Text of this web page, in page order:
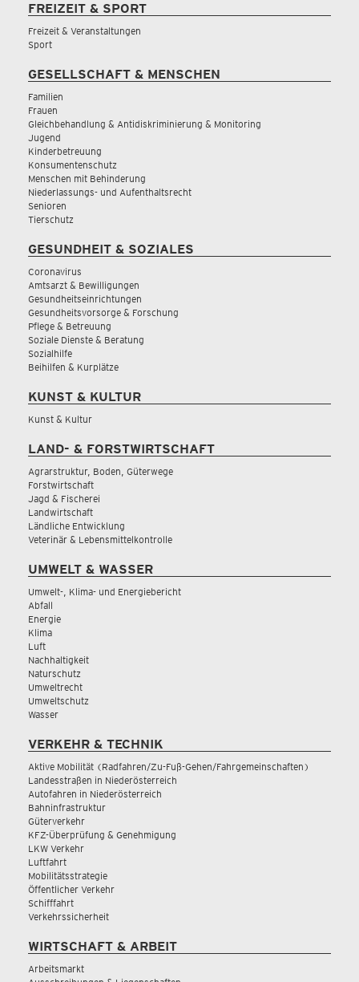
FREIZEIT & SPORT
Freizeit & Veranstaltungen
Sport
GESELLSCHAFT & MENSCHEN
Familien
Frauen
Gleichbehandlung & Antidiskriminierung & Monitoring
Jugend
Kinderbetreuung
Konsumentenschutz
Menschen mit Behinderung
Niederlassungs- und Aufenthaltsrecht
Senioren
Tierschutz
GESUNDHEIT & SOZIALES
Coronavirus
Amtsarzt & Bewilligungen
Gesundheitseinrichtungen
Gesundheitsvorsorge & Forschung
Pflege & Betreuung
Soziale Dienste & Beratung
Sozialhilfe
Beihilfen & Kurplätze
KUNST & KULTUR
Kunst & Kultur
LAND- & FORSTWIRTSCHAFT
Agrarstruktur, Boden, Güterwege
Forstwirtschaft
Jagd & Fischerei
Landwirtschaft
Ländliche Entwicklung
Veterinär & Lebensmittelkontrolle
UMWELT & WASSER
Umwelt-, Klima- und Energiebericht
Abfall
Energie
Klima
Luft
Nachhaltigkeit
Naturschutz
Umweltrecht
Umweltschutz
Wasser
VERKEHR & TECHNIK
Aktive Mobilität (Radfahren/Zu-Fuß-Gehen/Fahrgemeinschaften)
Landesstraßen in Niederösterreich
Autofahren in Niederösterreich
Bahninfrastruktur
Güterverkehr
KFZ-Überprüfung & Genehmigung
LKW Verkehr
Luftfahrt
Mobilitätsstrategie
Öffentlicher Verkehr
Schifffahrt
Verkehrssicherheit
WIRTSCHAFT & ARBEIT
Arbeitsmarkt